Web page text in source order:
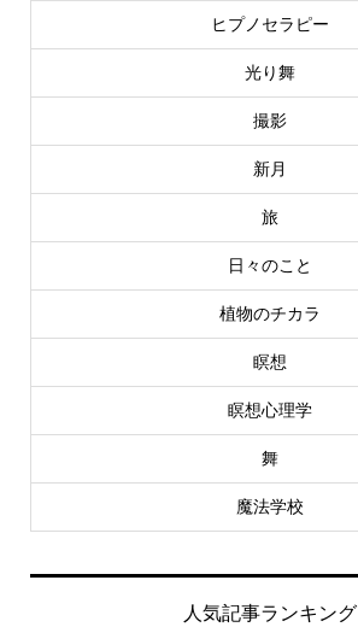
ヒプノセラピー
光り舞
撮影
新月
旅
日々のこと
植物のチカラ
瞑想
瞑想心理学
舞
魔法学校
人気記事ランキング